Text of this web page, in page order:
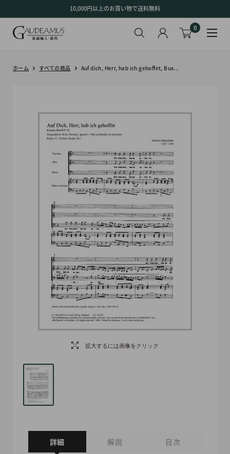
ン
10,000円以上のお買い物で送料無料
0
ホーム すべての商品 Auf dich, Herr, hab ich gehoffet, Bux...
拡大するには画像をクリック
詳細 解説 目次